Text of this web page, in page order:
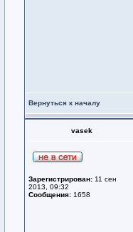
Вернуться к началу
vasek
Зарегистрирован: 11 сен
2013, 09:32
Сообщения: 1658